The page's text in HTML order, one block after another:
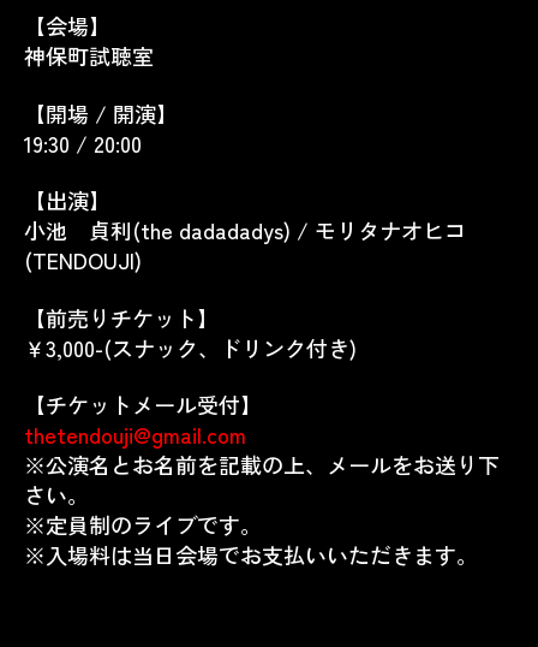
【会場】
神保町試聴室
【開場 / 開演】
19:30 / 20:00
【出演】
小池 貞利(the dadadadys) / モリタナオヒコ
(TENDOUJI)
【前売りチケット】
￥3,000-(スナック、ドリンク付き)
【チケットメール受付】
thetendouji@gmail.com
※公演名とお名前を記載の上、メールをお送り下
さい。
※定員制のライブです。
※入場料は当日会場でお支払いいただきます。